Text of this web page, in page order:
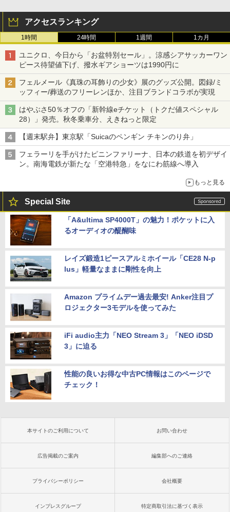
アクセスランキング
1時間 24時間 1週間 1カ月
ユニクロ、今日から「お盆特別セール」。涼感シアサッカーワン
ピース待望値下げ、撥水ギアショーツは1990円に
フェルメール《真珠の耳飾りの少女》展のグッズ公開。図録/ミ
ッフィー/葬送のフリーレンほか、注目ブランドコラボが実現
はやぶさ50％オフの「新幹線eチケット（トクだ値スペシャル
28）」発売。秋冬乗車分、えきねっと限定
【週末駅弁】東京駅「Suicaのペンギン チキンのり弁」
フェラーリを手がけたピニンファリーナ、日本の鉄道を初デザイ
ン。南海電鉄が新たな「空港特急」をなにわ筋線へ導入
もっと見る
Special Site
「A&ultima SP4000T」の魅力！ポケットに入
るオーディオの醍醐味
レイズ鍛造1ピースアルミホイール「CE28 N-p
lus」軽量なままに剛性を向上
Amazon プライムデー過去最安! Anker注目プ
ロジェクター3モデルを使ってみた
iFi audio主力「NEO Stream 3」「NEO iDSD
3」に迫る
性能の良いお得な中古PC情報はこのページで
チェック！
本サイトのご利用について お問い合わせ
広告掲載のご案内 編集部へのご連絡
プライバシーポリシー 会社概要
インプレスグループ 特定商取引法に基づく表示